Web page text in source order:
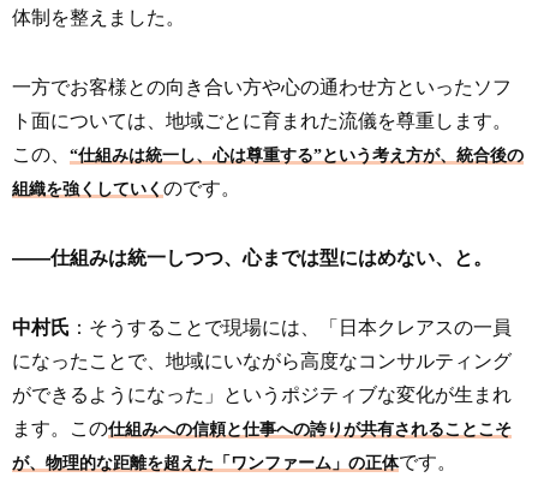
体制を整えました。
一方でお客様との向き合い方や心の通わせ方といったソフ
ト面については、地域ごとに育まれた流儀を尊重します。
この、 “仕組みは統一し、心は尊重する”という考え方が、統合後の
組織を強くしていく のです。
――仕組みは統一しつつ、心までは型にはめない、と。
中村氏 ：そうすることで現場には、「日本クレアスの一員
になったことで、地域にいながら高度なコンサルティング
ができるようになった」というポジティブな変化が生まれ
ます。この仕組みへの信頼と仕事への誇りが共有されることこそ
が、物理的な距離を超えた「ワンファーム」の正体です。